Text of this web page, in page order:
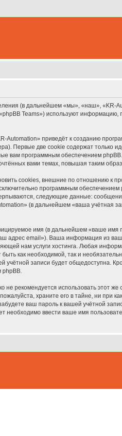
(в дальнейшем «мы», «наш», «KR-
Teams») используют
приведёт к созданию
Первые две cookie содержат только
вам программным обеспечением
вами темах, повышая таким
cookies, внешние по отношению к
программным
следующие данные:
(в дальнейшем «ваша учётная
имя (в дальнейшем «ваше
адрес email»). Ваша информация из
нам услуги хостинга. Любая
как необходимой, так и
записи будет общедоступна.
рекомендуется использовать этот же
храните его в тайне, ни при
ваш пароль к вашей учётной
ввести ваше имя